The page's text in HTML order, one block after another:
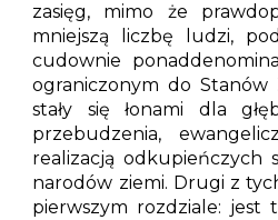
zasięg, mimo że
mniejszą liczbę ludzi,
cudownie
ograniczonym do Stanów
stały się łonami dla
przebudzenia,
realizacją odkupieńczych
narodów ziemi. Drugi z
pierwszym rozdziale: jest